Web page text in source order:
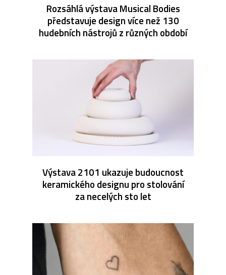
Rozsáhlá výstava Musical Bodies
představuje design více než 130
hudebních nástrojů z různých období
Výstava 2101 ukazuje budoucnost
keramického designu pro stolování
za necelých sto let